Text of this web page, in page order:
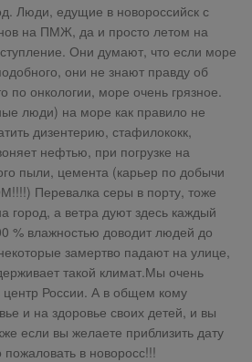
Люди, едущие в новороссийск с
на ПМЖ, да и просто летом на
Они думают, что если море
они не знают правду об
по онкологии, море очень грязное.
люди) на море как правило не
дизентерию, стафилококк,
нефтью, при погрузке на
пыли, цемента (карьер по добычи
Перевалка серы в порту, тоже
город, а ветра дуют здесь каждый
% влажностью доводит людей до
замертво падают на улице,
такой климат.Мы очень
центр России. А в общем кому
и на здоровье своих детей, и вы
если вы желаете приблизить дату
в новоросс!!!